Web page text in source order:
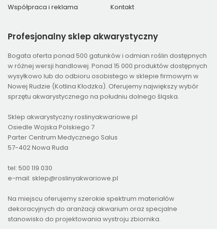
Współpraca i reklama Kontakt
Profesjonalny sklep akwarystyczny
Bogata oferta ponad 500 gatunków i odmian roślin dostępnych
w różnej wersji handlowej. Ponad 15 000 produktów dostępnych
wysyłkowo lub do odbioru osobistego w sklepie firmowym w
Nowej Rudzie (Kotlina Kłodzka). Oferujemy największy wybór
sprzętu akwarystycznego na południu dolnego śląska.
Sklep akwarystyczny roslinyakwariowe.pl
Osiedle Wojska Polskiego 7
Parter Centrum Medycznego Salus
57-402 Nowa Ruda
tel: 500 119 030
e-mail: sklep@roslinyakwariowe.pl
Na miejscu oferujemy szerokie spektrum materiałów
dekoracyjnych do aranżacji akwarium oraz specjalne
stanowisko do projektowania wystroju zbiornika.